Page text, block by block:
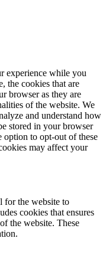
experience while you
the cookies that are
browser as they are
of the website. We
and understand how
stored in your browser
option to opt-out of these
may affect your
for the website to
cookies that ensures
the website. These